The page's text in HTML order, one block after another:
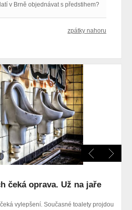
v Brně objednávat s předstihem?
zpátky nahoru
čeká oprava. Už na jaře
vylepšení. Současné toalety projdou